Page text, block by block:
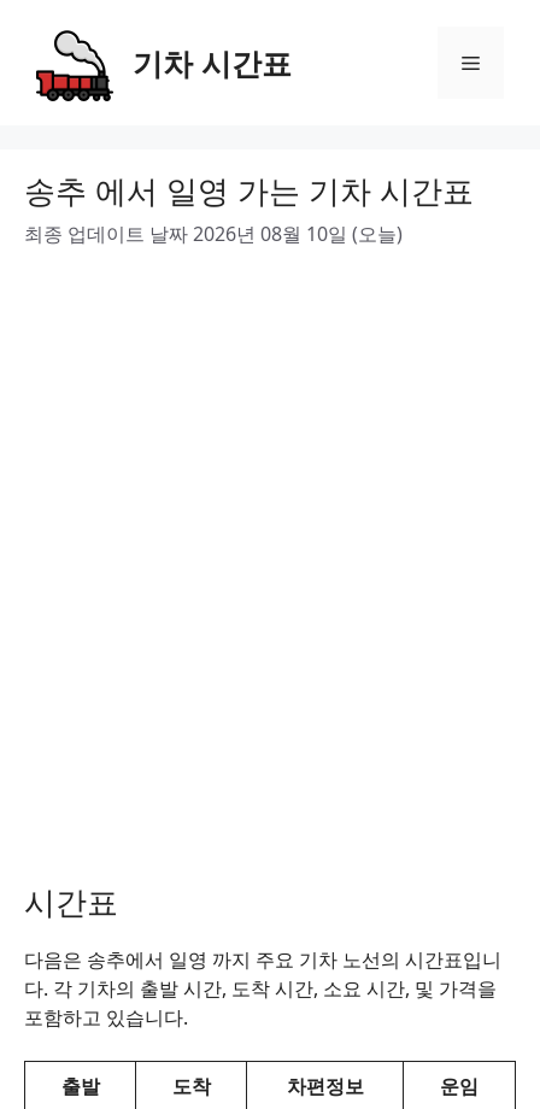
content
기차 시간표 Menu
송추 에서 일영 가는 기차 시간표
최종 업데이트 날짜 2026년 08월 10일 (오늘)
시간표
다음은 송추에서 일영 까지 주요 기차 노선의 시간표입니
다. 각 기차의 출발 시간, 도착 시간, 소요 시간, 및 가격을
포함하고 있습니다.
출발 도착 차편정보
운임